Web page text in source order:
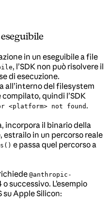
in un eseguibile a file
, l’SDK non può risolvere il
di esecuzione.
all’interno del filesystem
compilato, quindi l’SDK
<platform> not found .
incorpora il binario della
in un percorso reale
e passa quel percorso a
@anthropic-
o successivo. L’esempio
su Apple Silicon: